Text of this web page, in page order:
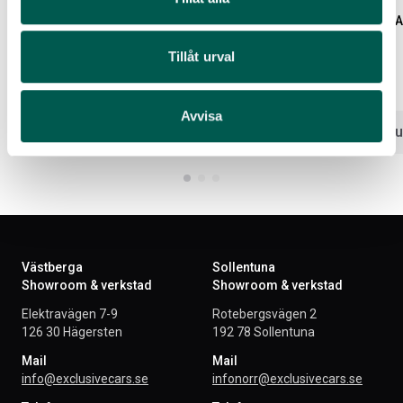
Tillåt urval
Avvisa
REMOTE START
2 498kr
ACCELEV 8 KW TYP 2
22 675kr
Lägg i
Västberga
Showroom & verkstad
Elektravägen 7-9
126 30 Hägersten
Mail
info@exclusivecars.se
Sollentuna
Showroom & verkstad
Rotebergsvägen 2
192 78 Sollentuna
Mail
infonorr@exclusivecars.se